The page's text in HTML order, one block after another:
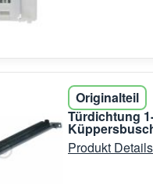
Originalteil
Türdichtung
Produkt Details